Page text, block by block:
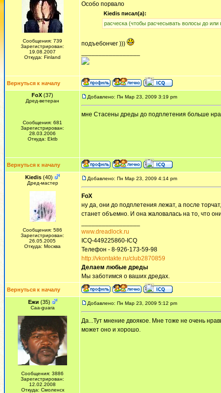
Сообщения: 739
Зарегистрирован:
19.08.2007
Откуда: Finland
Особо порвало
Kiedis писал(а):
расческа (чтобы расчесывать волосы до или
подъебончег )))
Вернуться к началу
FoX (37)
Дред-ветеран
Сообщения: 681
Зарегистрирован:
28.03.2006
Откуда: Ektb
Добавлено: Пн Мар 23, 2009 3:19 pm
мне Стасены дреды до подплетения больше
Вернуться к началу
Kiedis (40)
Дред-мастер
Сообщения: 586
Зарегистрирован:
26.05.2005
Откуда: Москва
Добавлено: Пн Мар 23, 2009 4:14 pm
FoX
ну да, они до подплетения лежат, а после
станет объемно. И она жаловалась на то, что
www.dreadlock.ru
ICQ-449225860-ICQ
Телефон - 8-926-173-59-98
http://vkontakte.ru/club2870859
Делаем любые дреды
Мы заботимся о ваших дредах.
Вернуться к началу
Ежи (35)
Сaa-guara
Сообщения: 3886
Зарегистрирован:
12.02.2008
Откуда: Смоленск
Добавлено: Пн Мар 23, 2009 5:12 pm
Да...Тут мнение двоякое. Мне тоже не очень
может оно и хорошо.